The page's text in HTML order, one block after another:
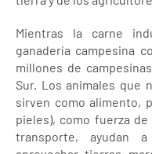
Mientras la carne
ganadería campesina
millones de
Sur. Los animales que
sirven como alimento,
pieles), como fuerza
transporte, ayudan